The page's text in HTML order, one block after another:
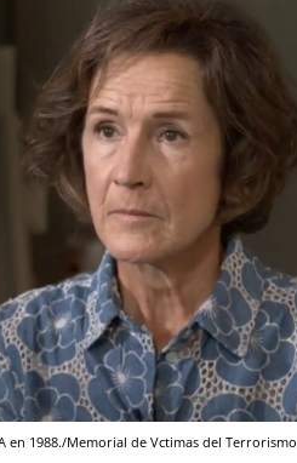
en 1988./Memorial de Vctimas del Terrorismo